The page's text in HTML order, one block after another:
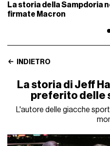
La storia della Sampdoria
firmate Macron
INDIETRO
La storia di Jeff
preferito delle
L'autore delle giacche